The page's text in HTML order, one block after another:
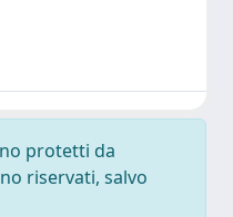
protetti da
riservati, salvo